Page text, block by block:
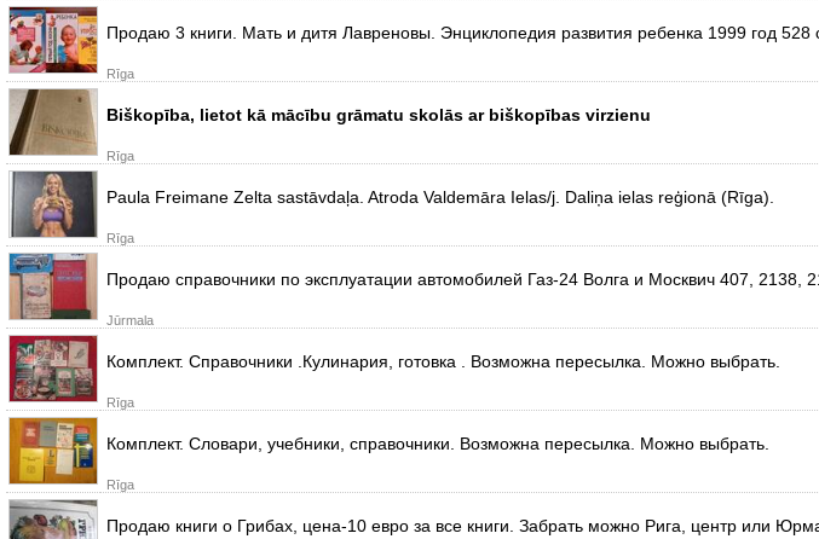
Продаю 3 книги. Мать и дитя Лавреновы. Энциклопедия развития ребенка 1999 год
Rīga
Biškopība, lietot kā mācību grāmatu skolās ar biškopības virzienu
Rīga
Paula Freimane Zelta sastāvdaļa. Atroda Valdemāra Ielas/j. Daliņa ielas reģionā (Rīga).
Rīga
Продаю справочники по эксплуатации автомобилей Газ-24 Волга и Москвич 407, 2138,
Jūrmala
Комплект. Справочники .Кулинария, готовка . Возможна пересылка. Можно выбрать.
Rīga
Комплект. Словари, учебники, справочники. Возможна пересылка. Можно выбрать.
Rīga
Продаю книги о Грибах, цена-10 евро за все книги. Забрать можно Рига, центр или